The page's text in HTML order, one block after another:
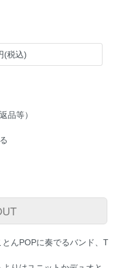
(税込)
品等）
んPOPに奏でるバンド、T